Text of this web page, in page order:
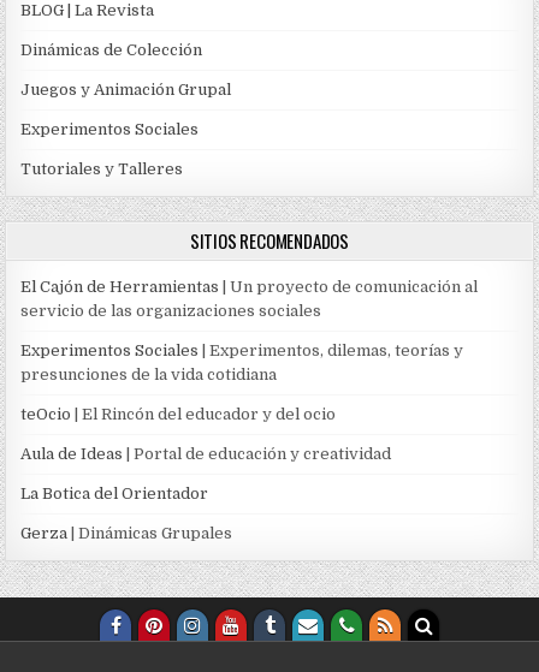
BLOG | La Revista
Dinámicas de Colección
Juegos y Animación Grupal
Experimentos Sociales
Tutoriales y Talleres
SITIOS RECOMENDADOS
El Cajón de Herramientas | Un proyecto de comunicación al
servicio de las organizaciones sociales
Experimentos Sociales | Experimentos, dilemas, teorías y
presunciones de la vida cotidiana
teOcio | El Rincón del educador y del ocio
Aula de Ideas | Portal de educación y creatividad
La Botica del Orientador
Gerza | Dinámicas Grupales